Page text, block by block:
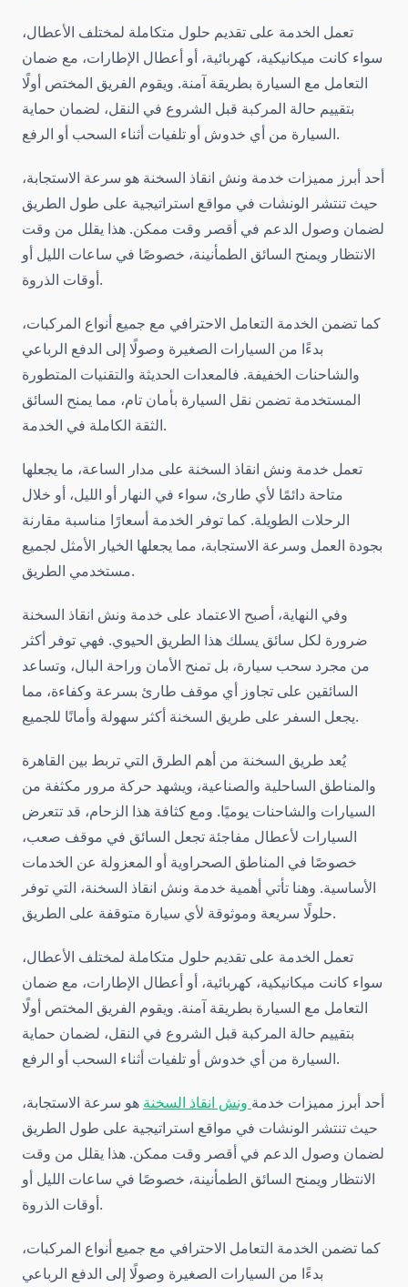
تعمل الخدمة على تقديم حلول متكاملة لمختلف الأعطال،
سواء كانت ميكانيكية، كهربائية، أو أعطال الإطارات، مع ضمان
التعامل مع السيارة بطريقة آمنة. ويقوم الفريق المختص أولًا
بتقييم حالة المركبة قبل الشروع في النقل، لضمان حماية
السيارة من أي خدوش أو تلفيات أثناء السحب أو الرفع.
أحد أبرز مميزات خدمة ونش انقاذ السخنة هو سرعة الاستجابة،
حيث تنتشر الونشات في مواقع استراتيجية على طول الطريق
لضمان وصول الدعم في أقصر وقت ممكن. هذا يقلل من وقت
الانتظار ويمنح السائق الطمأنينة، خصوصًا في ساعات الليل أو
أوقات الذروة.
كما تضمن الخدمة التعامل الاحترافي مع جميع أنواع المركبات،
بدءًا من السيارات الصغيرة وصولًا إلى الدفع الرباعي
والشاحنات الخفيفة. فالمعدات الحديثة والتقنيات المتطورة
المستخدمة تضمن نقل السيارة بأمان تام، مما يمنح السائق
الثقة الكاملة في الخدمة.
تعمل خدمة ونش انقاذ السخنة على مدار الساعة، ما يجعلها
متاحة دائمًا لأي طارئ، سواء في النهار أو الليل، أو خلال
الرحلات الطويلة. كما توفر الخدمة أسعارًا مناسبة مقارنة
بجودة العمل وسرعة الاستجابة، مما يجعلها الخيار الأمثل لجميع
مستخدمي الطريق.
وفي النهاية، أصبح الاعتماد على خدمة ونش انقاذ السخنة
ضرورة لكل سائق يسلك هذا الطريق الحيوي. فهي توفر أكثر
من مجرد سحب سيارة، بل تمنح الأمان وراحة البال، وتساعد
السائقين على تجاوز أي موقف طارئ بسرعة وكفاءة، مما
يجعل السفر على طريق السخنة أكثر سهولة وأمانًا للجميع.
يُعد طريق السخنة من أهم الطرق التي تربط بين القاهرة
والمناطق الساحلية والصناعية، ويشهد حركة مرور مكثفة من
السيارات والشاحنات يوميًا. ومع كثافة هذا الزحام، قد تتعرض
السيارات لأعطال مفاجئة تجعل السائق في موقف صعب،
خصوصًا في المناطق الصحراوية أو المعزولة عن الخدمات
الأساسية. وهنا تأتي أهمية خدمة ونش انقاذ السخنة، التي توفر
حلولًا سريعة وموثوقة لأي سيارة متوقفة على الطريق.
تعمل الخدمة على تقديم حلول متكاملة لمختلف الأعطال،
سواء كانت ميكانيكية، كهربائية، أو أعطال الإطارات، مع ضمان
التعامل مع السيارة بطريقة آمنة. ويقوم الفريق المختص أولًا
بتقييم حالة المركبة قبل الشروع في النقل، لضمان حماية
السيارة من أي خدوش أو تلفيات أثناء السحب أو الرفع.
أحد أبرز مميزات خدمة ونش انقاذ السخنة هو سرعة الاستجابة،
حيث تنتشر الونشات في مواقع استراتيجية على طول الطريق
لضمان وصول الدعم في أقصر وقت ممكن. هذا يقلل من وقت
الانتظار ويمنح السائق الطمأنينة، خصوصًا في ساعات الليل أو
أوقات الذروة.
كما تضمن الخدمة التعامل الاحترافي مع جميع أنواع المركبات،
بدءًا من السيارات الصغيرة وصولًا إلى الدفع الرباعي